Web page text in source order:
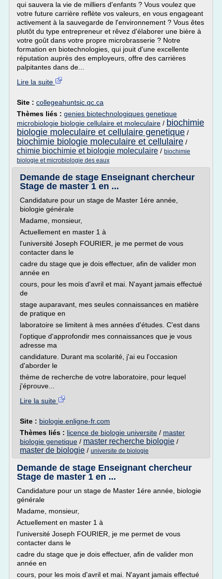
qui sauvera la vie de milliers d'enfants ? Vous voulez que
votre future carrière reflète vos valeurs, en vous engageant
activement à la sauvegarde de l'environnement ? Vous êtes
plutôt du type entrepreneur et rêvez d'élaborer une bière à
votre goût dans votre propre microbrasserie ? Notre
formation en biotechnologies, qui jouit d'une excellente
réputation auprès des employeurs, offre des carrières
palpitantes dans de...
Lire la suite
Site : collegeahuntsic.qc.ca
Thèmes liés : genies biotechnologiques genetique
microbiologie biologie cellulaire et moleculaire / biochimie
biologie moleculaire et cellulaire genetique /
biochimie biologie moleculaire et cellulaire /
chimie biochimie et biologie moleculaire / biochimie
biologie et microbiologie des eaux
Demande de stage Enseignant chercheur
Stage de master 1 en ...
Candidature pour un stage de Master 1ére année,
biologie générale
Madame, monsieur,
Actuellement en master 1 à
l'université Joseph FOURIER, je me permet de vous
contacter dans le
cadre du stage que je dois effectuer, afin de valider mon
année en
cours, pour les mois d'avril et mai. N'ayant jamais effectué
de
stage auparavant, mes seules connaissances en matière
de pratique en
laboratoire se limitent à mes années d'études. C'est dans
l'optique d'approfondir mes connaissances que je vous
adresse ma
candidature. Durant ma scolarité, j'ai eu l'occasion
d'aborder le
thème de recherche de votre laboratoire, pour lequel
j'éprouve...
Lire la suite
Site : biologie.enligne-fr.com
Thèmes liés : licence de biologie universite / master
biologie genetique / master recherche biologie /
master de biologie / universite de biologie
Demande de stage Enseignant chercheur
Stage de master 1 en ...
Candidature pour un stage de Master 1ére année, biologie
générale
Madame, monsieur,
Actuellement en master 1 à
l'université Joseph FOURIER, je me permet de vous
contacter dans le
cadre du stage que je dois effectuer, afin de valider mon
année en
cours, pour les mois d'avril et mai. N'ayant jamais effectué